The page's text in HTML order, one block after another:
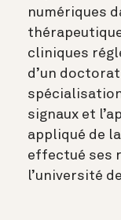
numériques
cliniques
d’un
signaux et
appliqué de
effectué ses
l’université